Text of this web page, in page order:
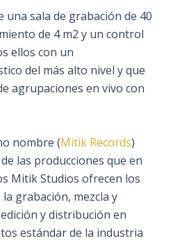
una sala de grabación de 40
de 4 m2 y un control
ellos con un
del más alto nivel y que
agrupaciones en vivo con
nombre (Mitik Records)
las producciones que en
Mitik Studios ofrecen los
grabación, mezcla y
y distribución en
estándar de la industria